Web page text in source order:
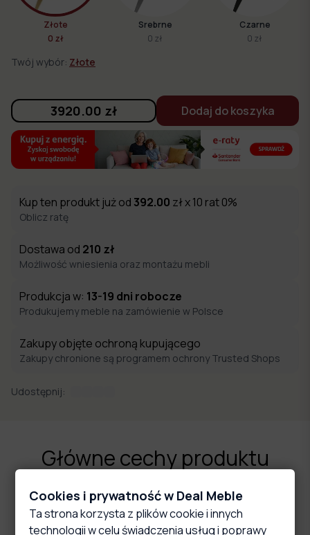
Złote
0 zł
Srebrne
0 zł
Czarne
0 zł
Twój wybór: Złote
3920.00 zł Dodaj do koszyka
Kup ten produkt już od 392.00 zł x 10 rat 0%
Oblicz ratę
Dostawa od 210 zł
Możliwość wniesienia oraz montażu mebli
Produkcja w: 13-19 dni robocze
Produkujemy meble na zamówienie w Polsce
Zakupy objęte ochroną kupującego
Zakupy chronione są programem ochrony Trusted Shops
Udostępnij:
Główne cechy produktu
Cookies i prywatność w Deal Meble
Ta strona korzysta z plików cookie i innych
technologii w celu świadczenia usług i poprawy